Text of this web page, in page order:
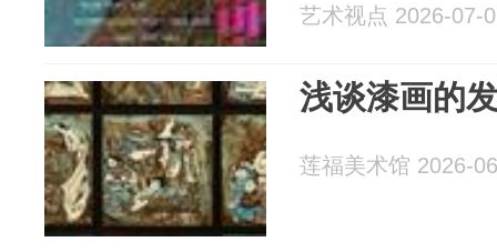
艺术视点 2026-07-
浅谈漆画的
莲福美术馆 2026-